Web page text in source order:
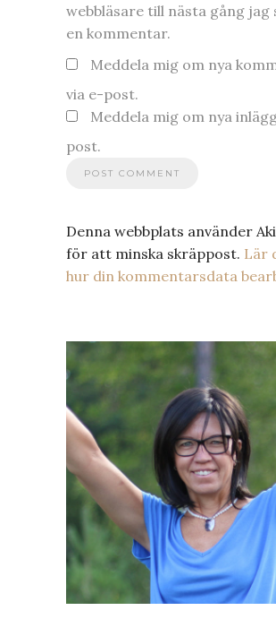
webbläsare till nästa gång jag
en kommentar.
Meddela mig om nya
via e-post.
Meddela mig om nya
post.
Denna webbplats använder
för att minska skräppost. Lär
hur din kommentarsdata